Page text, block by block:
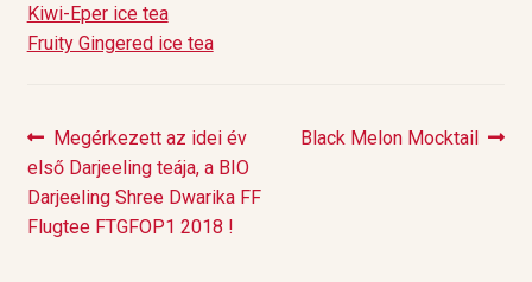
Kiwi-Eper ice tea
Fruity Gingered ice tea
Bejegyzés
navigáció
Previous
post:
Megérkezett az idei év
első Darjeeling teája, a BIO
Darjeeling Shree Dwarika FF
Flugtee FTGFOP1 2018 !
Next
Black Melon Mocktail